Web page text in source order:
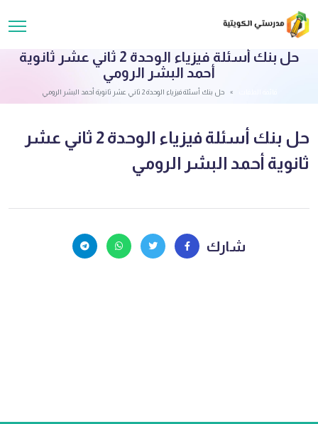
حل بنك أسئلة فيزياء الوحدة 2 ثاني عشر ثانوية
أحمد البشر الرومي
حل بنك أسئلة فيزياء الوحدة 2 ثاني عشر ثانوية أحمد البشر الرومي
حل بنك أسئلة فيزياء الوحدة 2 ثاني عشر
ثانوية أحمد البشر الرومي
شارك